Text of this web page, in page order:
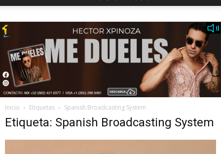
Inicio Etiquetas Spanish Broadcasting System
Etiqueta: Spanish Broadcasting System